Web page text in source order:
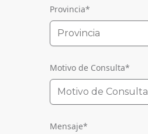
Provincia*
Motivo de Consulta*
Motivo de Consulta
Mensaje*